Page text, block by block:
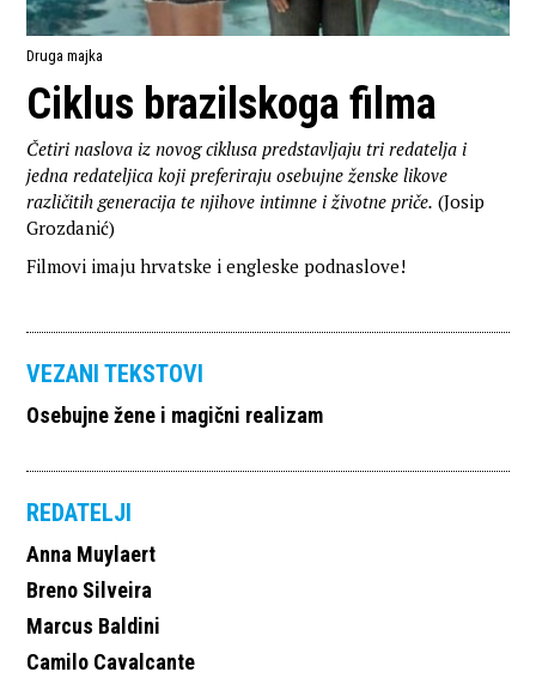
Druga majka
Ciklus brazilskoga filma
Četiri naslova iz novog ciklusa predstavljaju tri redatelja i
jedna redateljica koji preferiraju osebujne ženske likove
različitih generacija te njihove intimne i životne priče. (Josip
Grozdanić)
Filmovi imaju hrvatske i engleske podnaslove!
VEZANI TEKSTOVI
Osebujne žene i magični realizam
REDATELJI
Anna Muylaert
Breno Silveira
Marcus Baldini
Camilo Cavalcante